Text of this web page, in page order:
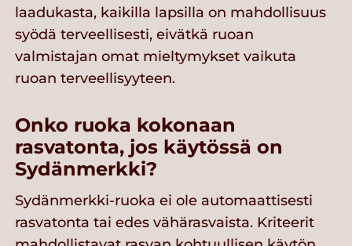
laadukasta, kaikilla lapsilla on mahdollisuus
syödä terveellisesti, eivätkä ruoan
valmistajan omat mieltymykset vaikuta
ruoan terveellisyyteen.
Onko ruoka kokonaan
rasvatonta, jos käytössä on
Sydänmerkki?
Sydänmerkki-ruoka ei ole automaattisesti
rasvatonta tai edes vähärasvaista. Kriteerit